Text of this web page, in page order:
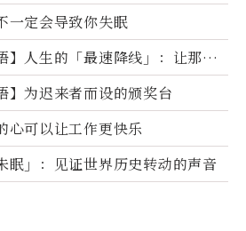
一定会导致你失眠
】人生的「最速降线」：让那道
向自己
】为迟来者而设的颁奖台
心可以让工作更快乐
眠」：见证世界历史转动的声音